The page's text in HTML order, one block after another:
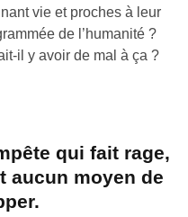
vie et proches à leur
de l’humanité ?
il y avoir de mal à ça ?
qui fait rage,
aucun moyen de